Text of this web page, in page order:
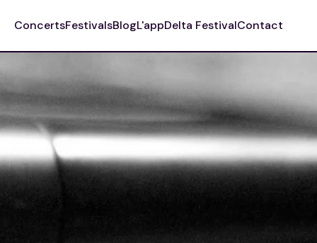
ConcertsFestivalsBlogL'appDelta FestivalContact